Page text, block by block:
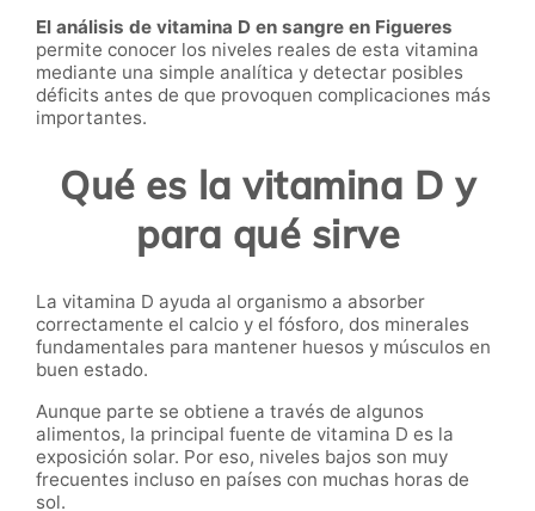
El análisis de vitamina D en sangre en Figueres
permite conocer los niveles reales de esta vitamina
mediante una simple analítica y detectar posibles
déficits antes de que provoquen complicaciones más
importantes.
Qué es la vitamina D y
para qué sirve
La vitamina D ayuda al organismo a absorber
correctamente el calcio y el fósforo, dos minerales
fundamentales para mantener huesos y músculos en
buen estado.
Aunque parte se obtiene a través de algunos
alimentos, la principal fuente de vitamina D es la
exposición solar. Por eso, niveles bajos son muy
frecuentes incluso en países con muchas horas de
sol.